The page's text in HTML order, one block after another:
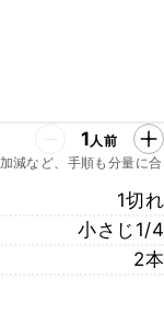
1人前
減など、手順も分量に合
1切れ
小さじ1/4
2本